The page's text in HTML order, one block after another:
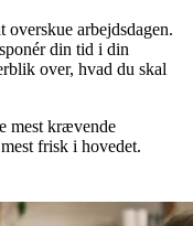
arbejdsdagen.
din tid i din
over, hvad du skal
mest krævende
frisk i hovedet.